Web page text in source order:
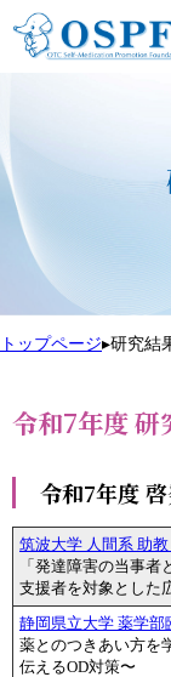
トップページ▸研究結
令和7年度 研
令和7年度
筑波大学 人間系 助
「発達障害の当事
支援者を対象とした
静岡県立大学 薬学部
薬とのつきあい方を
伝えるOD対策〜